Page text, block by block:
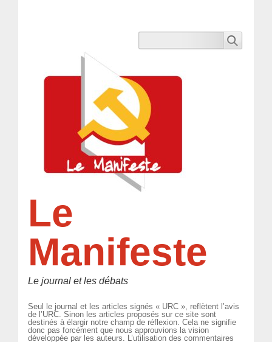
Le
Manifeste
Le journal et les débats
Seul le journal et les articles signés « URC », reflètent l’avis
de l’URC. Sinon les articles proposés sur ce site sont
destinés à élargir notre champ de réflexion. Cela ne signifie
donc pas forcément que nous approuvions la vision
développée par les auteurs. L’utilisation des commentaires